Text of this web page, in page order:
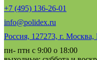
+7 (495) 136-26-01
info@polidex.ru
Россия, 127273, г. Москва,
пн- птн с 9:00 о 18:00